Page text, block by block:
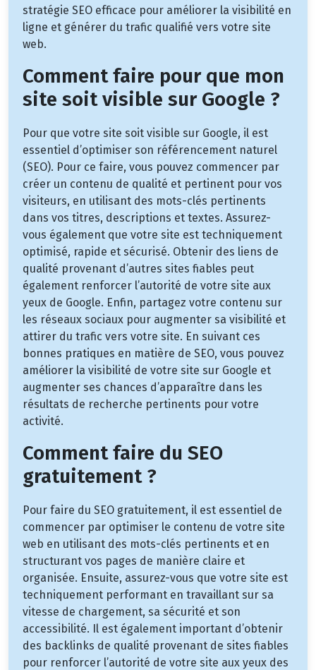
stratégie SEO efficace pour améliorer la visibilité en
ligne et générer du trafic qualifié vers votre site
web.
Comment faire pour que mon
site soit visible sur Google ?
Pour que votre site soit visible sur Google, il est
essentiel d’optimiser son référencement naturel
(SEO). Pour ce faire, vous pouvez commencer par
créer un contenu de qualité et pertinent pour vos
visiteurs, en utilisant des mots-clés pertinents
dans vos titres, descriptions et textes. Assurez-
vous également que votre site est techniquement
optimisé, rapide et sécurisé. Obtenir des liens de
qualité provenant d’autres sites fiables peut
également renforcer l’autorité de votre site aux
yeux de Google. Enfin, partagez votre contenu sur
les réseaux sociaux pour augmenter sa visibilité et
attirer du trafic vers votre site. En suivant ces
bonnes pratiques en matière de SEO, vous pouvez
améliorer la visibilité de votre site sur Google et
augmenter ses chances d’apparaître dans les
résultats de recherche pertinents pour votre
activité.
Comment faire du SEO
gratuitement ?
Pour faire du SEO gratuitement, il est essentiel de
commencer par optimiser le contenu de votre site
web en utilisant des mots-clés pertinents et en
structurant vos pages de manière claire et
organisée. Ensuite, assurez-vous que votre site est
techniquement performant en travaillant sur sa
vitesse de chargement, sa sécurité et son
accessibilité. Il est également important d’obtenir
des backlinks de qualité provenant de sites fiables
pour renforcer l’autorité de votre site aux yeux des